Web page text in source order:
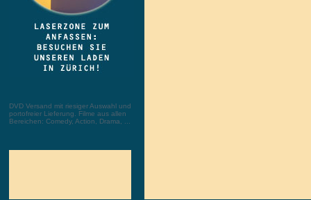
DVD Versand mit riesiger Auswahl und
portofreier Lieferung. Filme aus allen
Bereichen: Comedy, Action, Drama, ...